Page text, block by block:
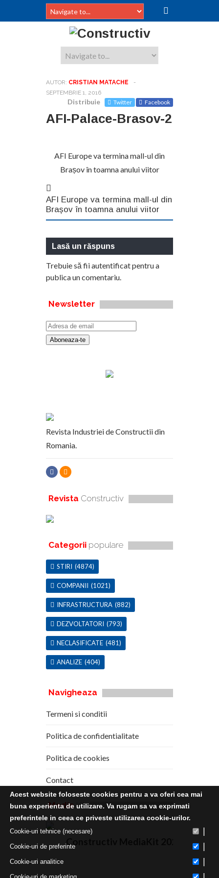
AUTOR: CRISTIAN MATACHE
-
SEPTEMBRIE 1, 2016
Distribuie Twitter Facebook
AFI-Palace-Brasov-2
AFI Europe va termina mall-ul din
Brașov în toamna anului viitor
AFI Europe va termina mall-ul din
Brașov în toamna anului viitor
Lasă un răspuns
Trebuie să fiiautentificatpentru a
publica un comentariu.
Newsletter
Revista Industriei de Constructii din
Romania.
Revista Constructiv
Categorii populare
STIRI (4874)
COMPANII (1021)
INFRASTRUCTURA (882)
DEZVOLTATORI (793)
NECLASIFICATE (481)
ANALIZE (404)
Navigheaza
Termeni si conditii
Politica de confidentialitate
Politica de cookies
Contact
Media Kit
Constructiv MediaKit 2020
Acest website foloseste cookies pentru a va oferi cea mai
buna experienta de utilizare. Va rugam sa va exprimati
preferintele in ceea ce priveste utilizarea cookie-urilor.
Cookie-uri tehnice (necesare)
Cookie-uri de preferinte
Cookie-uri analitice
Cookie-uri de marketing